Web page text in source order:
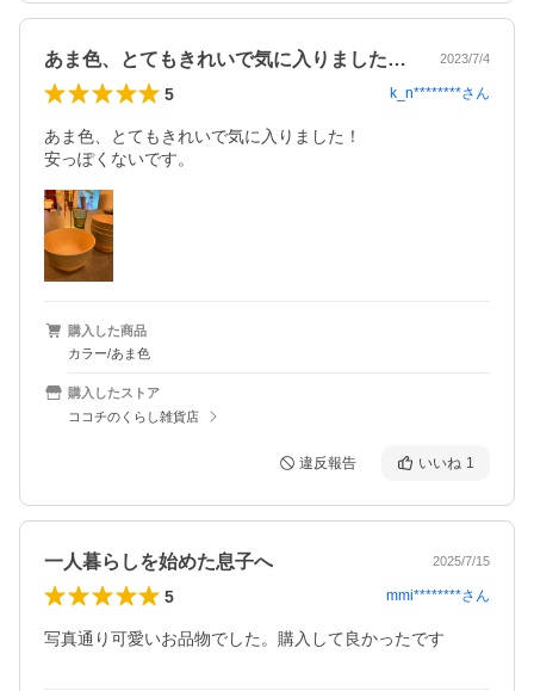
あま色、とてもきれいで気に入りました！… 2023/7/4
5 k_n********さん
あま色、とてもきれいで気に入りました！
安っぽくないです。
購入した商品
カラー/あま色
購入したストア
ココチのくらし雑貨店
違反報告 いいね 1
一人暮らしを始めた息子へ 2025/7/15
5 mmi********さん
写真通り可愛いお品物でした。購入して良かったです